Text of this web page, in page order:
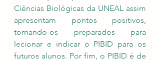
Ciências Biológicas da UNEAL assim
apresentam pontos positivos,
tornando-os preparados para
lecionar e indicar o PIBID para os
futuros alunos. Por fim, o PIBID é de